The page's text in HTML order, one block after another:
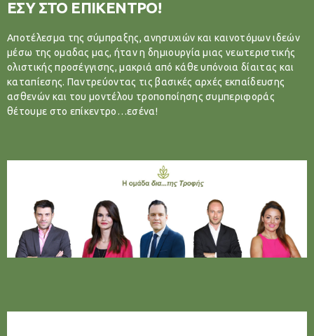
ΕΣΥ ΣΤΟ ΕΠΙΚΕΝΤΡΟ!
Αποτέλεσμα της σύμπραξης, ανησυχιών και καινοτόμων ιδεών
μέσω της ομαδας μας, ήταν η δημιουργία μιας νεωτεριστικής
ολιστικής προσέγγισης, μακριά από κάθε υπόνοια δίαιτας και
καταπίεσης. Παντρεύοντας τις βασικές αρχές εκπαίδευσης
ασθενών και του μοντέλου τροποποίησης συμπεριφοράς
θέτουμε στο επίκεντρο…εσένα!